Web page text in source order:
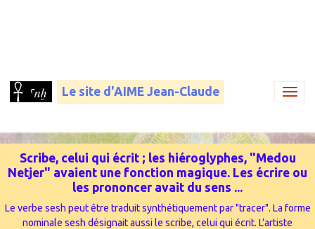
Le site d'AIME Jean-Claude
Scribe, celui qui écrit ; les hiéroglyphes, "Medou
Netjer" avaient une fonction magique. Les écrire ou
les prononcer avait du sens ...
Le verbe sesh peut être traduit synthétiquement par "tracer". La forme
nominale sesh désignait aussi le scribe, celui qui écrit. L’artiste